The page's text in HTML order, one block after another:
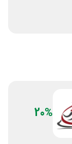
20%